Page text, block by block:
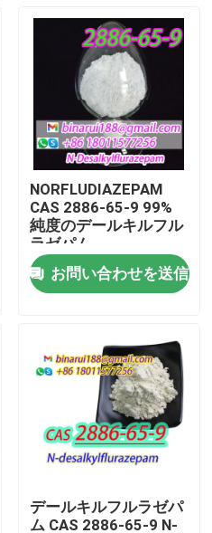
NORFLUDIAZEPAM
CAS 2886-65-9 99%
純度のデールキルフル
ラゼパム
お問い合わせを送信
デールキルフルラゼパ
ム CAS 2886-65-9 N-